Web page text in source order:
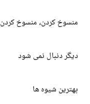
منسوخ کردن، منسوخ کردن
دیگر دنبال نمی شود
بهترین شیوه ها